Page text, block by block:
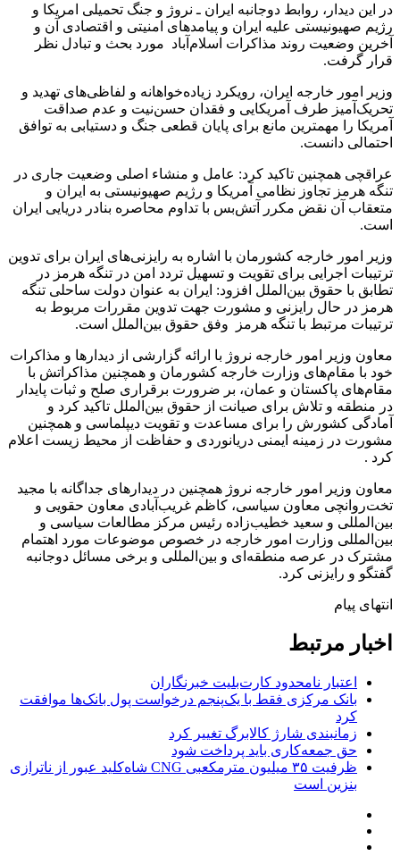
در این دیدار، روابط دوجانبه ایران ـ نروژ و جنگ تحمیلی امریکا و
رژیم صهیونیستی علیه ایران و پیامدهای امنیتی و اقتصادی آن و
آخرین وضعیت روند مذاکرات اسلام‌آباد مورد بحث و تبادل نظر
قرار گرفت.
وزیر امور خارجه ایران، رویکرد زیاده‌خواهانه و لفاظی‌های تهدید و
تحریک‌آمیز طرف آمریکایی و فقدان حسن‌نیت و عدم صداقت
آمریکا را مهمترین مانع برای پایان قطعی جنگ و دستیابی به توافق
احتمالی دانست.
عراقچی همچنین تاکید کرد: عامل و منشاء اصلی وضعیت جاری در
تنگه هرمز تجاوز نظامی آمریکا و رژیم صهیونیستی به ایران و
متعقاب آن نقض مکرر آتش‌بس با تداوم محاصره بنادر دریایی ایران
است.
وزیر امور خارجه کشورمان با اشاره به رایزنی‌های ایران برای تدوین
ترتیبات اجرایی برای تقویت و تسهیل تردد امن در تنگه هرمز در
تطابق با حقوق بین‌الملل افزود: ایران به عنوان دولت ساحلی تنگه
هرمز در حال رایزنی و مشورت جهت تدوین مقررات مربوط به
ترتیبات مرتبط با تنگه هرمز وفق حقوق بین‌الملل است.
معاون وزیر امور خارجه نروژ با ارائه گزارشی از دیدارها و مذاکرات
خود با مقام‌های وزارت خارجه کشورمان و همچنین مذاکراتش با
مقام‌های پاکستان و عمان، بر ضرورت برقراری صلح و ثبات پایدار
در منطقه و تلاش برای صیانت از حقوق بین‌الملل تاکید کرد و
آمادگی کشورش را برای مساعدت و تقویت دیپلماسی و همچنین
مشورت در زمینه ایمنی دریانوردی و حفاظت از محیط زیست اعلام
کرد .
معاون وزیر امور خارجه نروژ همچنین در دیدارهای جداگانه با مجید
تخت‌روانچی معاون سیاسی، کاظم غریب‌آبادی معاون حقویی و
بین‌المللی و سعید خطیب‌زاده رئیس مرکز مطالعات سیاسی و
بین‌المللی وزارت امور خارجه در خصوص موضوعات مورد اهتمام
مشترک در عرصه منطقه‌ای و بین‌المللی و برخی مسائل دوجانبه
گفتگو و رایزنی کرد.
انتهای پیام
اخبار مرتبط
اعتبار نامحدود کارت‌بلیت خبرنگاران
بانک مرکزی فقط با یک‌‎پنجم درخواست پول بانک‌ها موافقت
کرد
زمانبندی شارژ کالابرگ تغییر کرد
حق جمعه‌کاری باید پرداخت شود
ظرفیت ۳۵ میلیون مترمکعبی CNG شاه‌کلید عبور از ناترازی
بنزین است